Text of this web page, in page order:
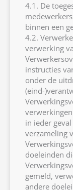
4.1. De
binnen een
4.2.
verwerking
instructies
onder de
(eind-
in ieder
verzameling
doeleinden
gemeld,
andere